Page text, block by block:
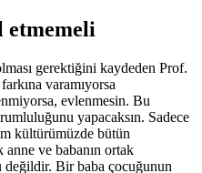
etmemeli
gerektiğini kaydeden Prof.
varamıyorsa
evlenmesin. Bu
yapacaksın. Sadece
kültürümüzde bütün
anne ve babanın ortak
değildir. Bir baba çocuğunun